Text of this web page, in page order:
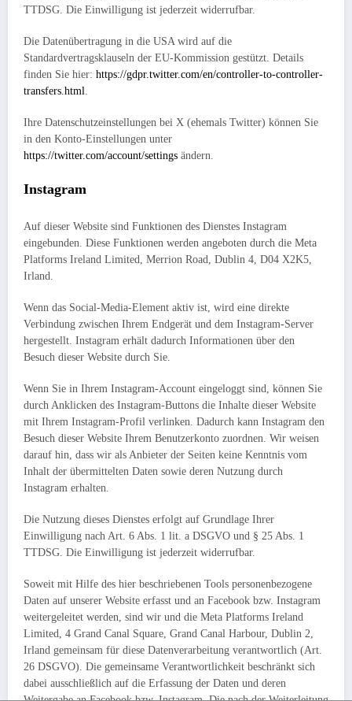
TTDSG. Die Einwilligung ist jederzeit widerrufbar.
Die Datenübertragung in die USA wird auf die
Standardvertragsklauseln der EU-Kommission gestützt. Details
finden Sie hier: https://gdpr.twitter.com/en/controller-to-controller-
transfers.html
Ihre Datenschutzeinstellungen bei X (ehemals Twitter) können Sie
in den Konto-Einstellungen unter
https://twitter.com/account/settings ändern.
Instagram
Auf dieser Website sind Funktionen des Dienstes Instagram
eingebunden. Diese Funktionen werden angeboten durch die Meta
Platforms Ireland Limited, Merrion Road, Dublin 4, D04 X2K5,
Irland.
Wenn das Social-Media-Element aktiv ist, wird eine direkte
Verbindung zwischen Ihrem Endgerät und dem Instagram-Server
hergestellt. Instagram erhält dadurch Informationen über den
Besuch dieser Website durch Sie.
Wenn Sie in Ihrem Instagram-Account eingeloggt sind, können Sie
durch Anklicken des Instagram-Buttons die Inhalte dieser Website
mit Ihrem Instagram-Profil verlinken. Dadurch kann Instagram den
Besuch dieser Website Ihrem Benutzerkonto zuordnen. Wir weisen
darauf hin, dass wir als Anbieter der Seiten keine Kenntnis vom
Inhalt der übermittelten Daten sowie deren Nutzung durch
Instagram erhalten.
Die Nutzung dieses Dienstes erfolgt auf Grundlage Ihrer
Einwilligung nach Art. 6 Abs. 1 lit. a DSGVO und § 25 Abs. 1
TTDSG. Die Einwilligung ist jederzeit widerrufbar.
Soweit mit Hilfe des hier beschriebenen Tools personenbezogene
Daten auf unserer Website erfasst und an Facebook bzw. Instagram
weitergeleitet werden, sind wir und die Meta Platforms Ireland
Limited, 4 Grand Canal Square, Grand Canal Harbour, Dublin 2,
Irland gemeinsam für diese Datenverarbeitung verantwortlich (Art.
26 DSGVO). Die gemeinsame Verantwortlichkeit beschränkt sich
dabei ausschließlich auf die Erfassung der Daten und deren